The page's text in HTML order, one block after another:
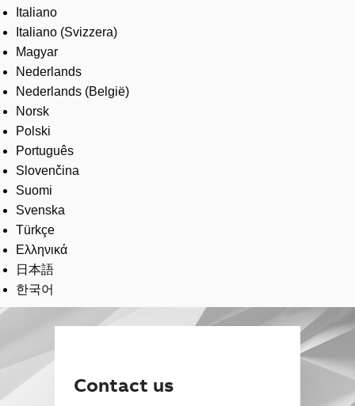
Italiano
Italiano (Svizzera)
Magyar
Nederlands
Nederlands (België)
Norsk
Polski
Português
Slovenčina
Suomi
Svenska
Türkçe
Ελληνικά
日本語
한국어
Contact us